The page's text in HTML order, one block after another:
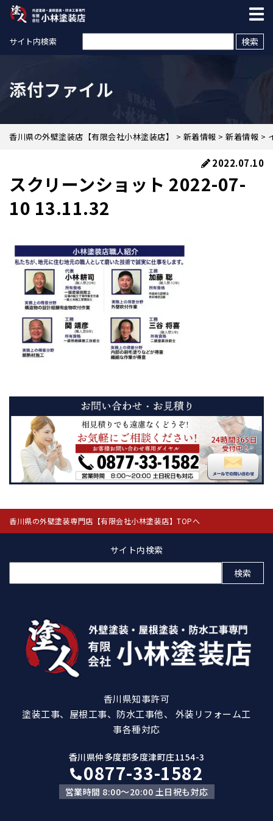
サイト内検索
添付ファイル
香川県の外壁塗装店【有限会社小林塗装店】 > 新着情報 > 新着情報 >
2022.07.10
スクリーンショット 2022-07-
10 13.11.32
香川県の外壁塗装専門店【有限会社小林塗装店】TOPへ
サイト内検索
索:
香川県知事許可
塗装工事、屋根工事、防水工事他、 外装リフォーム工
事各種対応
香川県仲多度郡多度津町庄1154-3
0877-33-1582
営業時間 8:00～20:00 土日祝も対応